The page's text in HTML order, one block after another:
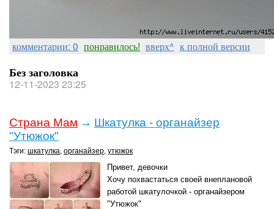
комментарии: 0 понравилось! вверх^ к полной версии
Без заголовка
12-11-2023 23:25
Страна Мам → Шкатулка - органайзер
"Утюжок"
Тэги: шкатулка, органайзер, утюжок
Привет, девочки
Хочу похвастаться своей внеплановой
работой шкатулочкой - органайзером
"Утюжок"